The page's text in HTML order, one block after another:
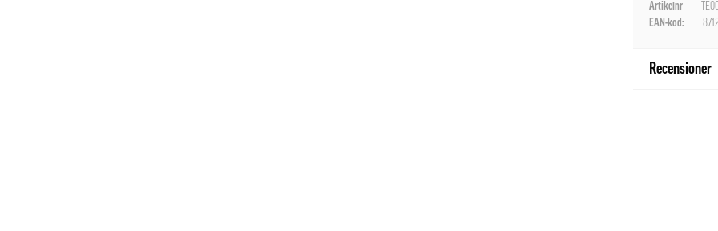
Artikelnr
EAN-kod:
Recensioner